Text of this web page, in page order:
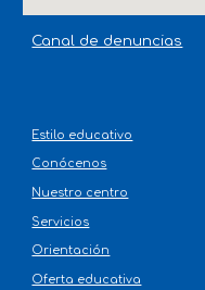
Canal de denuncias
Estilo educativo
Conócenos
Nuestro centro
Servicios
Orientación
Oferta educativa